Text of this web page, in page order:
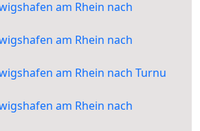
am Rhein nach
am Rhein nach
am Rhein nach Turnu
am Rhein nach